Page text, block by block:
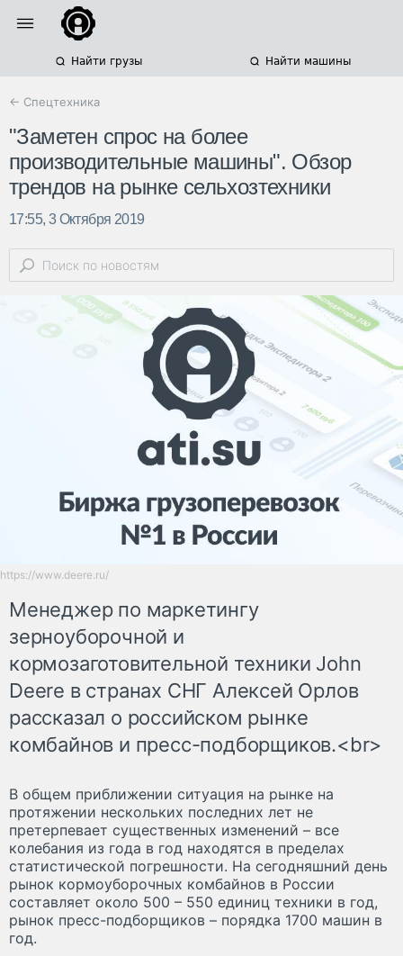
Найти грузы Найти машины
← Спецтехника
"Заметен спрос на более
производительные машины". Обзор
трендов на рынке сельхозтехники
17:55, 3 Октября 2019
https://www.deere.ru/
Менеджер по маркетингу
зерноуборочной и
кормозаготовительной техники John
Deere в странах СНГ Алексей Орлов
рассказал о российском рынке
комбайнов и пресс-подборщиков.<br>
В общем приближении ситуация на рынке на
протяжении нескольких последних лет не
претерпевает существенных изменений – все
колебания из года в год находятся в пределах
статистической погрешности. На сегодняшний день
рынок кормоуборочных комбайнов в России
составляет около 500 – 550 единиц техники в год,
рынок пресс-подборщиков – порядка 1700 машин в
год.